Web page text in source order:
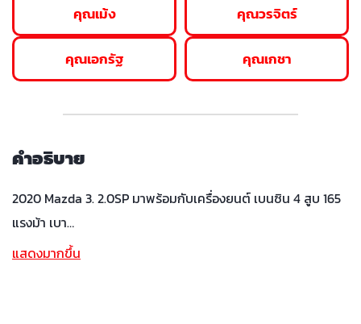
คุณเม้ง
คุณเอกรัฐ
คุณวรจิตร์
คุณเกชา
คำอธิบาย
2020 Mazda 3. 2.0SP มาพร้อมกับเครื่องยนต์ เบนซิน 4 สูบ 165
แรงม้า เบา…
แสดงมากขึ้น